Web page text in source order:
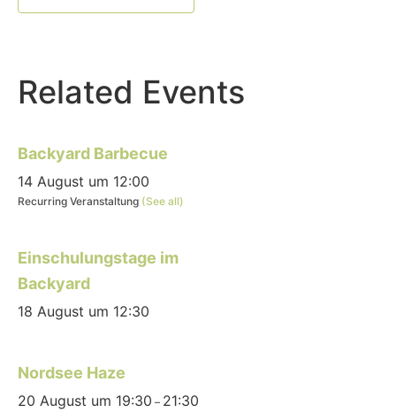
Related Events
Backyard Barbecue
14 August um 12:00
Recurring Veranstaltung (See all)
Einschulungstage im
Backyard
18 August um 12:30
Nordsee Haze
20 August um 19:30 – 21:30